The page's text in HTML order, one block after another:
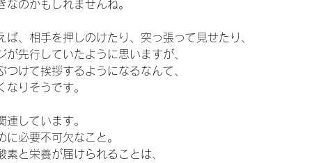
のかもしれませんね。
ば、相手を押しのけたり、突っ張って見せたり、
が先行していたように思いますが、
つけて挨拶するようになるなんて、
なりそうです。
連しています。
必要不可欠なこと。
と栄養が届けられることは、